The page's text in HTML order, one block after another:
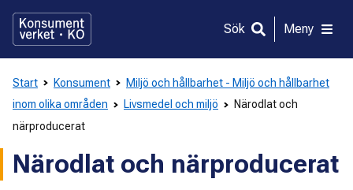
direkt
innehållet
Sök Meny
Start Konsument
Miljö och hållbarhet - Miljö och hållbarhet
inom olika områden
Livsmedel och miljö
Närodlat och
närproducerat
Närodlat och närproducerat